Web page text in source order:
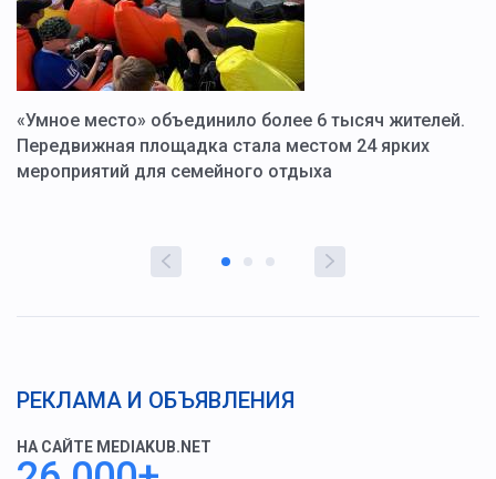
«Умное место» объединило более 6 тысяч жителей.
Передвижная площадка стала местом 24 ярких
мероприятий для семейного отдыха
РЕКЛАМА И ОБЪЯВЛЕНИЯ
НА САЙТЕ MEDIAKUB.NET